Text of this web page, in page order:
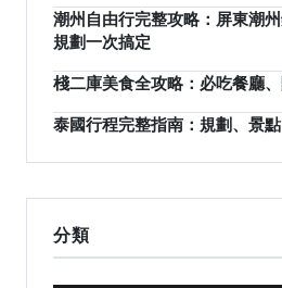
潮州自由行完整攻略：屏東潮
規劃一次搞定
棧二庫美食全攻略：必吃餐廳
泰國行程完整指南：規劃、景
分類